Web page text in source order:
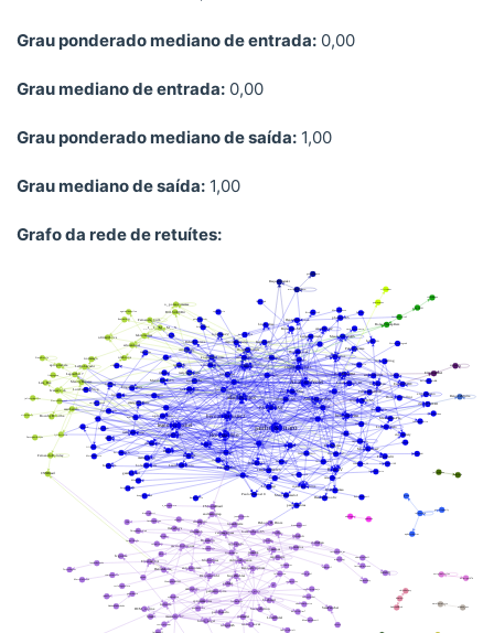
Grau ponderado mediano de entrada: 0,00
Grau mediano de entrada: 0,00
Grau ponderado mediano de saída: 1,00
Grau mediano de saída: 1,00
Grafo da rede de retuítes: